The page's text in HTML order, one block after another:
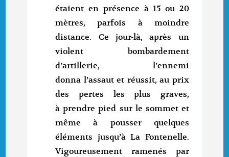
étaient en présence à 15 ou 20
mètres, parfois à moindre
distance. Ce jour-là, après un
violent bombardement
d’artillerie, l’ennemi
donna l’assaut et réussit, au prix
des pertes les plus graves,
à prendre pied sur le sommet et
même à pousser quelques
éléments jusqu’à La Fontenelle.
Vigoureusement ramenés par